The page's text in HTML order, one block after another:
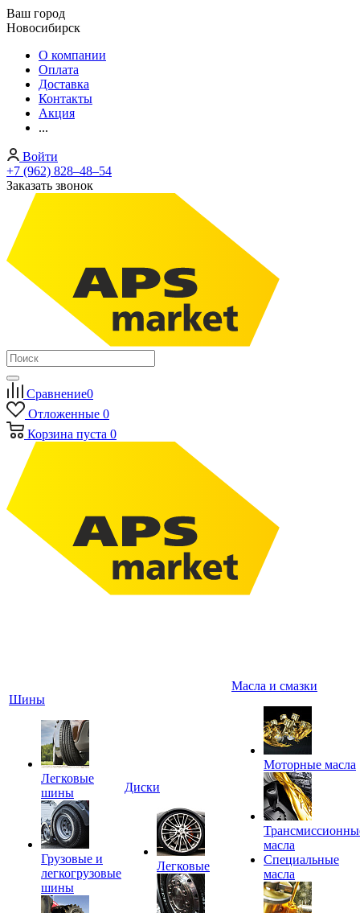
Ваш город
Новосибирск
О компании
Оплата
Доставка
Контакты
Акция
...
Войти
+7 (962) 828‒48‒54
Заказать звонок
Сравнение0
Отложенные 0
Корзина пуста 0
Шины
Легковые
шины
Грузовые и
легкогрузовые
шины
Диски
Легковые
Масла и смазки
Моторные масла
масла
Специальные
масла